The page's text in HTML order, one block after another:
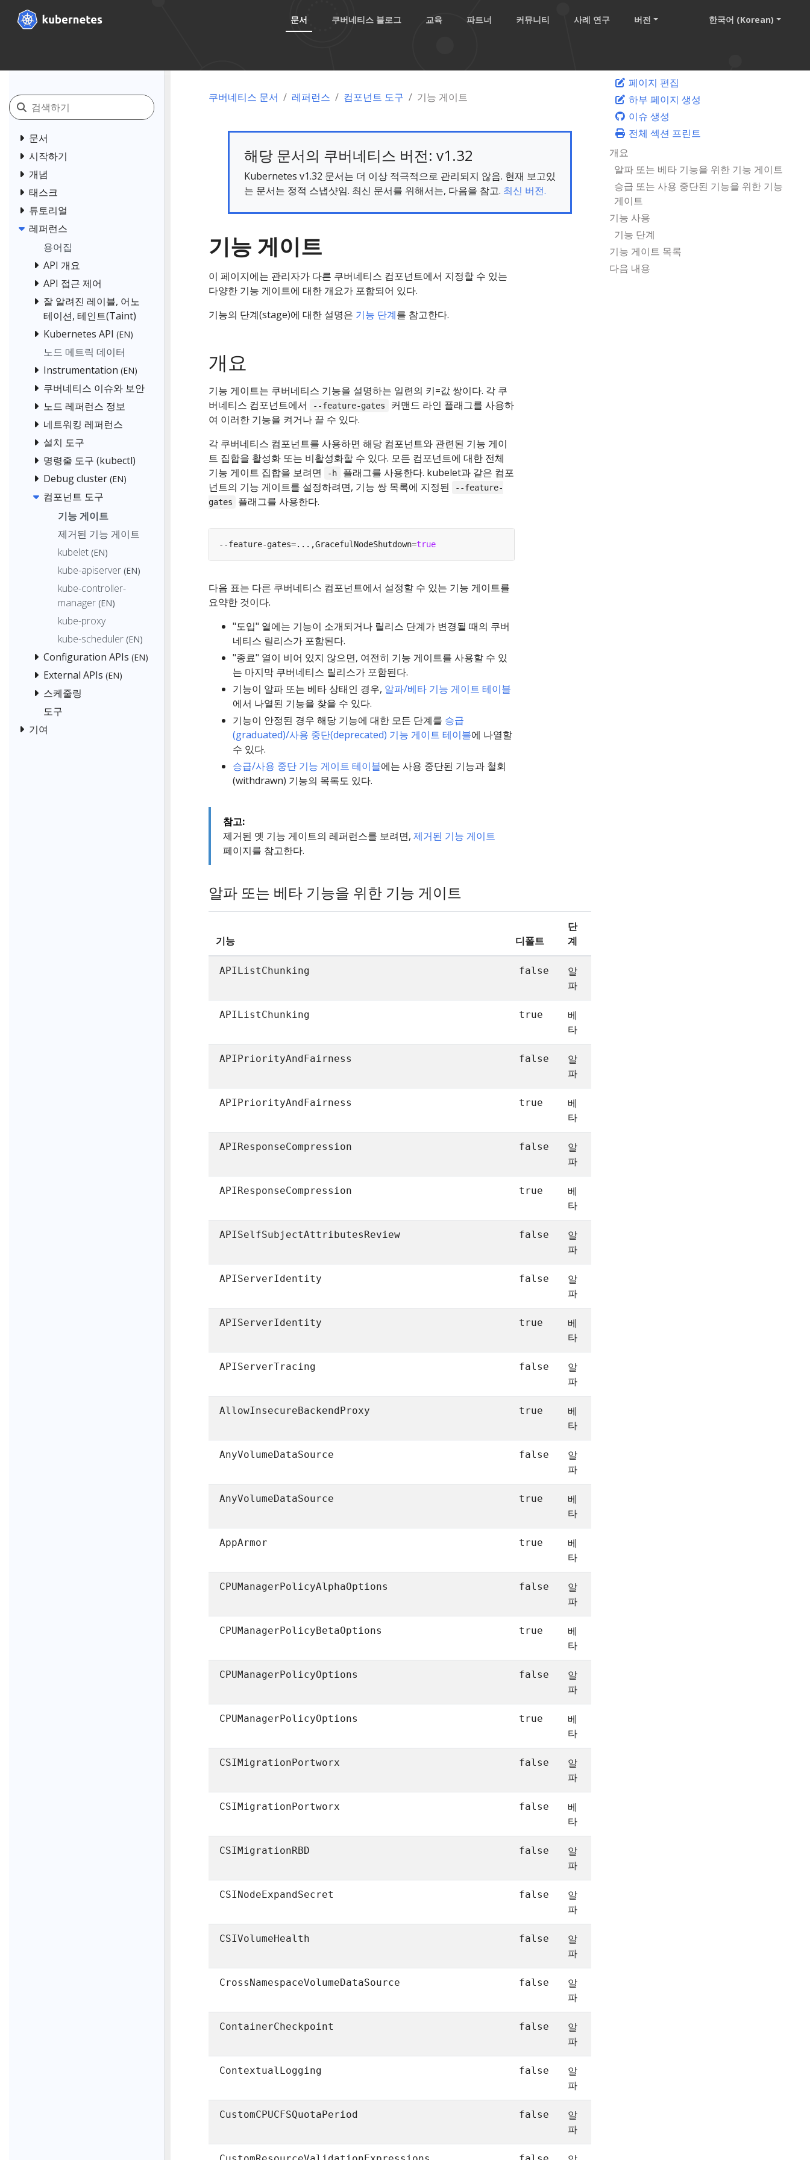
문서 쿠버네티스 블로그 교육 파트너 커뮤니티 사례 연구 버전 한국어 (Korean)
문서
시작하기
개념
태스크
튜토리얼
레퍼런스
용어집
API 개요
API 접근 제어
잘 알려진 레이블, 어노
테이션, 테인트(Taint)
Kubernetes API (EN)
노드 메트릭 데이터
Instrumentation (EN)
쿠버네티스 이슈와 보안
노드 레퍼런스 정보
네트워킹 레퍼런스
설치 도구
명령줄 도구 (kubectl)
Debug cluster (EN)
컴포넌트 도구
기능 게이트
제거된 기능 게이트
kubelet (EN)
kube-apiserver (EN)
kube-controller-
manager (EN)
kube-proxy
kube-scheduler (EN)
Configuration APIs (EN)
External APIs (EN)
스케줄링
도구
기여
쿠버네티스 문서 레퍼런스 컴포넌트 도구 기능 게이트
해당 문서의 쿠버네티스 버전: v1.32
Kubernetes v1.32 문서는 더 이상 적극적으로 관리되지 않음. 현재 보고있
는 문서는 정적 스냅샷임. 최신 문서를 위해서는, 다음을 참고. 최신 버전.
기능 게이트
이 페이지에는 관리자가 다른 쿠버네티스 컴포넌트에서 지정할 수 있는
다양한 기능 게이트에 대한 개요가 포함되어 있다.
기능의 단계(stage)에 대한 설명은 기능 단계를 참고한다.
개요
기능 게이트는 쿠버네티스 기능을 설명하는 일련의 키=값 쌍이다. 각 쿠
버네티스 컴포넌트에서
--feature-gates
커맨드 라인 플래그를 사용하
여 이러한 기능을 켜거나 끌 수 있다.
각 쿠버네티스 컴포넌트를 사용하면 해당 컴포넌트와 관련된 기능 게이
트 집합을 활성화 또는 비활성화할 수 있다. 모든 컴포넌트에 대한 전체
기능 게이트 집합을 보려면
-h
플래그를 사용한다. kubelet과 같은 컴포
넌트의 기능 게이트를 설정하려면, 기능 쌍 목록에 지정된
--feature-
gates
플래그를 사용한다.
--feature-gates=...,GracefulNodeShutdown=true
다음 표는 다른 쿠버네티스 컴포넌트에서 설정할 수 있는 기능 게이트를
요약한 것이다.
"도입" 열에는 기능이 소개되거나 릴리스 단계가 변경될 때의 쿠버
네티스 릴리스가 포함된다.
"종료" 열이 비어 있지 않으면, 여전히 기능 게이트를 사용할 수 있
는 마지막 쿠버네티스 릴리스가 포함된다.
기능이 알파 또는 베타 상태인 경우, 알파/베타 기능 게이트 테이블
에서 나열된 기능을 찾을 수 있다.
기능이 안정된 경우 해당 기능에 대한 모든 단계를 승급
(graduated)/사용 중단(deprecated) 기능 게이트 테이블에 나열할
수 있다.
승급/사용 중단 기능 게이트 테이블에는 사용 중단된 기능과 철회
(withdrawn) 기능의 목록도 있다.
참고:
제거된 옛 기능 게이트의 레퍼런스를 보려면, 제거된 기능 게이트
페이지를 참고한다.
알파 또는 베타 기능을 위한 기능 게이트
기능 디폴트
단
계
APIListChunking false
알
파
APIListChunking true
베
타
APIPriorityAndFairness false
알
파
APIPriorityAndFairness true
베
타
APIResponseCompression false
알
파
APIResponseCompression true
베
타
APISelfSubjectAttributesReview false
알
파
APIServerIdentity false
알
파
APIServerIdentity true
베
타
APIServerTracing false
알
파
AllowInsecureBackendProxy true
베
타
AnyVolumeDataSource false
알
파
AnyVolumeDataSource true
베
타
AppArmor true
베
타
CPUManagerPolicyAlphaOptions false
알
파
CPUManagerPolicyBetaOptions true
베
타
CPUManagerPolicyOptions false
알
파
CPUManagerPolicyOptions true
베
타
CSIMigrationPortworx false
알
파
CSIMigrationPortworx false
베
타
CSIMigrationRBD false
알
파
CSINodeExpandSecret false
알
파
CSIVolumeHealth false
알
파
CrossNamespaceVolumeDataSource false
알
파
ContainerCheckpoint false
알
파
ContextualLogging false
알
파
CustomCPUCFSQuotaPeriod false
알
파
페이지 편집
하부 페이지 생성
이슈 생성
전체 섹션 프린트
개요
알파 또는 베타 기능을 위한 기능 게이트
승급 또는 사용 중단된 기능을 위한 기능
게이트
기능 사용
기능 단계
기능 게이트 목록
다음 내용